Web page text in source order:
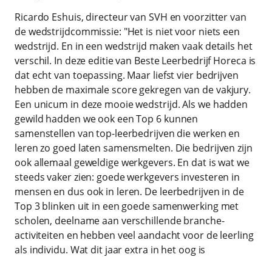
Ricardo Eshuis, directeur van SVH en voorzitter van
de wedstrijdcommissie: "Het is niet voor niets een
wedstrijd. En in een wedstrijd maken vaak details het
verschil. In deze editie van Beste Leerbedrijf Horeca is
dat echt van toepassing. Maar liefst vier bedrijven
hebben de maximale score gekregen van de vakjury.
Een unicum in deze mooie wedstrijd. Als we hadden
gewild hadden we ook een Top 6 kunnen
samenstellen van top-leerbedrijven die werken en
leren zo goed laten samensmelten. Die bedrijven zijn
ook allemaal geweldige werkgevers. En dat is wat we
steeds vaker zien: goede werkgevers investeren in
mensen en dus ook in leren. De leerbedrijven in de
Top 3 blinken uit in een goede samenwerking met
scholen, deelname aan verschillende branche-
activiteiten en hebben veel aandacht voor de leerling
als individu. Wat dit jaar extra in het oog is